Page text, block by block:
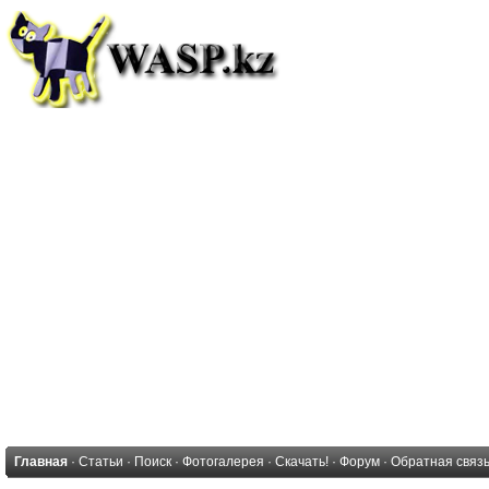
Главная · Статьи · Поиск · Фотогалерея · Скачать! · Форум · Обратная связь